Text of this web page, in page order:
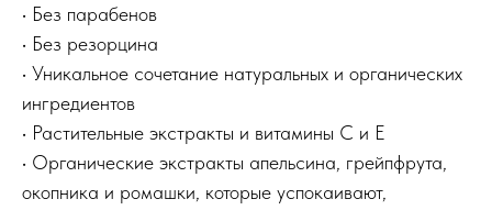
• Без парабенов
• Без резорцина
• Уникальное сочетание натуральных и органических
ингредиентов
• Растительные экстракты и витамины C и Е
• Органические экстракты апельсина, грейпфрута,
окопника и ромашки, которые успокаивают,
Каталог
Популярное
Бренды
О компании
Реквизиты